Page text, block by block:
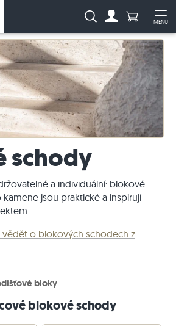
MENU
Vyhledávání:Počet
schody
a individuální: blokové
jsou praktické a inspirují
o blokových schodech z
bloky
blokové schody